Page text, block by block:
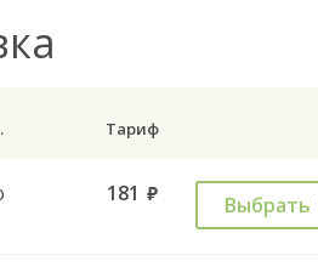
Тариф
181 руб. Выбрать